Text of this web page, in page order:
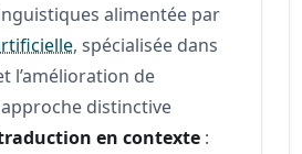
alimentée par
, spécialisée dans
l’amélioration de
approche distinctive
en contexte :